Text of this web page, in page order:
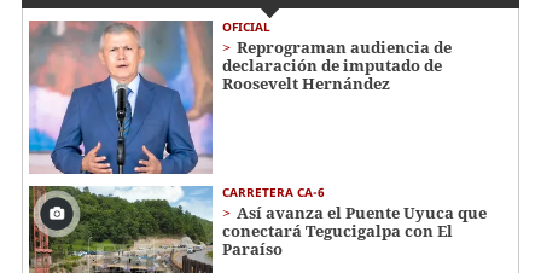
OFICIAL
Reprograman audiencia de
declaración de imputado de
Roosevelt Hernández
CARRETERA CA-6
Así avanza el Puente Uyuca que
conectará Tegucigalpa con El
Paraíso